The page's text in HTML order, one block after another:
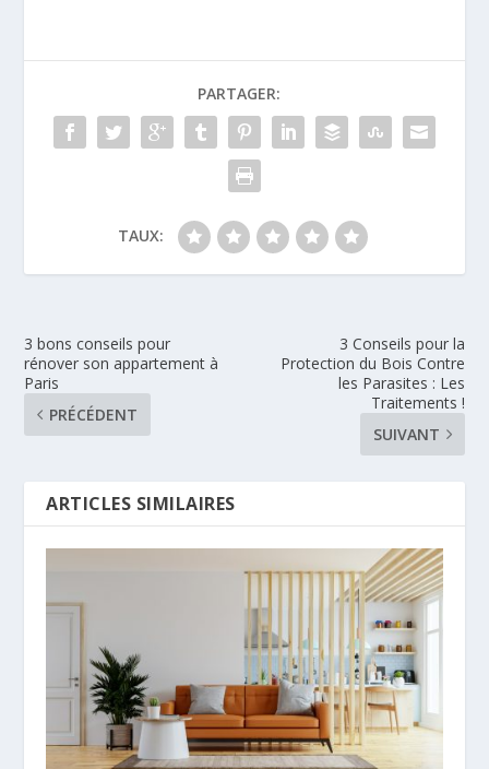
PARTAGER:
TAUX:
3 bons conseils pour
rénover son appartement à
Paris
PRÉCÉDENT
3 Conseils pour la
Protection du Bois Contre
les Parasites : Les
Traitements !
SUIVANT
ARTICLES SIMILAIRES